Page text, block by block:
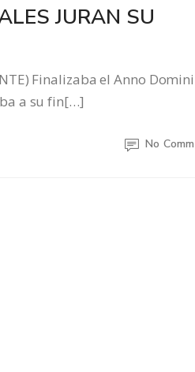
JURAN SU
Finalizaba el Anno Domini
a su fin[…]
No